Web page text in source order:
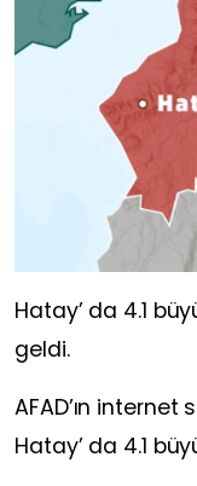
Hatay’ da 4.1
geldi.
AFAD’ın
Hatay’ da 4.1